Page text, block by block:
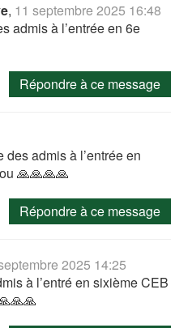
, 11 septembre 2025 16:48
admis à l’entrée en 6e
Répondre à ce message
admis à l’entrée en
🙏🙏🙏🙏
Répondre à ce message
2025 14:25
à l’entré en sixième CEB